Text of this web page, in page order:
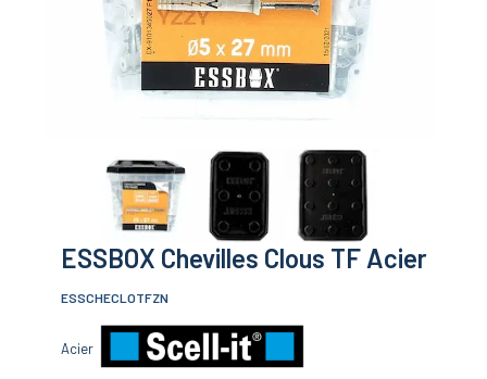
ESSBOX Chevilles Clous TF Acier
ESSCHECLOTFZN
Acier